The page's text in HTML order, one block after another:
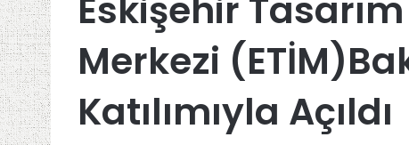
Eskişehir
Merkezi
Katılımıyla Açıldı